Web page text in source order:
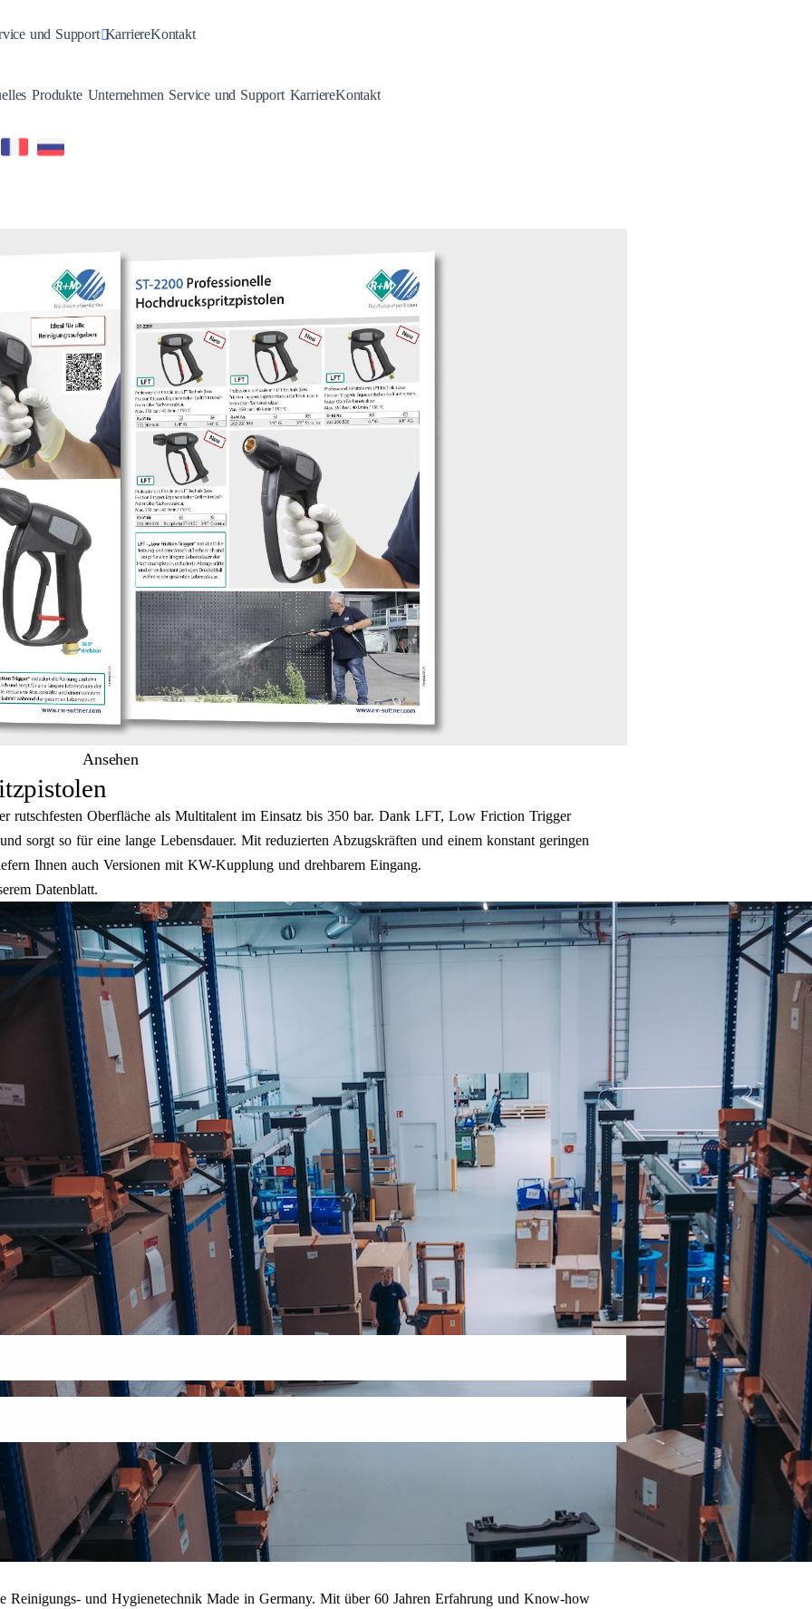
Dropdown
und SupportToggle Dropdown
KarriereKontakt
Toggle Dropdown
ProdukteToggle Dropdown
UnternehmenToggle Dropdown
Service und SupportToggle Dropdown
KarriereKontakt
Ansehen
rutschfesten Oberfläche als Multitalent im Einsatz bis 350 bar. Dank LFT, Low Friction Trigger
sorgt so für eine lange Lebensdauer. Mit reduzierten Abzugskräften und einem konstant geringen
Ihnen auch Versionen mit KW-Kupplung und drehbarem Eingang.
Datenblatt.
und Hygienetechnik Made in Germany. Mit über 60 Jahren Erfahrung und Know-how